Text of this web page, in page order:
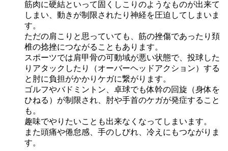
筋肉に硬結といって固くしこりのようなものが出来て
しまい、動きが制限されたり神経を圧迫してしまいま
す。
ただの肩こりと思っていても、筋の挫傷であったり頚
椎の捻挫につながることもあります。
スポーツでは肩甲骨の可動域が悪い状態で、投球した
りアタックしたり（オーバーヘッドアクション）する
と肘に負担がかかりケガに繋がります。
ゴルフやバドミントン、卓球でも体幹の回旋（身体を
ひねる）が制限され、肘や手首のケガが発症すること
も。
趣味でやりたいことも出来なくなってしまいます。
また頭痛や倦怠感、手のしびれ、冷えにもつながりま
す。